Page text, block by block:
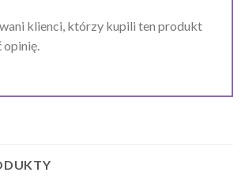
klienci, którzy kupili ten produkt
opinię.